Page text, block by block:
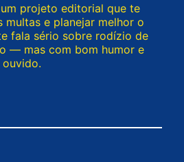
projeto editorial que te
multas e planejar melhor o
fala sério sobre rodízio de
— mas com bom humor e
ouvido.